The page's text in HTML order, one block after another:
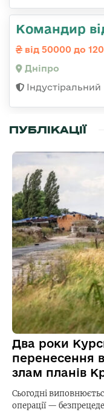
Командир
від 50000 до
Дніпро
ПУБЛІКАЦІЇ
Два роки
перенесення
злам планів
Сьогодні
операції —